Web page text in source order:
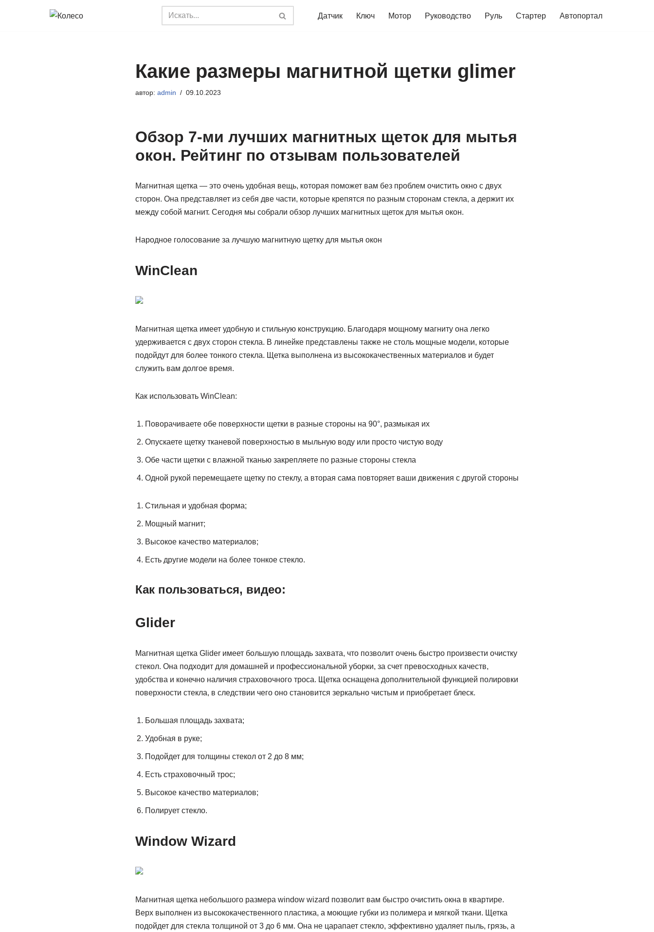
Датчик Ключ Мотор Руководство Руль Стартер Автопортал
Какие размеры магнитной щетки glimer
автор: admin 09.10.2023
Обзор 7-ми лучших магнитных щеток для мытья
окон. Рейтинг по отзывам пользователей
Магнитная щетка — это очень удобная вещь, которая поможет вам без проблем очистить окно с двух
сторон. Она представляет из себя две части, которые крепятся по разным сторонам стекла, а держит их
между собой магнит. Сегодня мы собрали обзор лучших магнитных щеток для мытья окон.
Народное голосование за лучшую магнитную щетку для мытья окон
WinClean
Магнитная щетка имеет удобную и стильную конструкцию. Благодаря мощному магниту она легко
удерживается с двух сторон стекла. В линейке представлены также не столь мощные модели, которые
подойдут для более тонкого стекла. Щетка выполнена из высококачественных материалов и будет
служить вам долгое время.
Как использовать WinClean:
Поворачиваете обе поверхности щетки в разные стороны на 90°, размыкая их
Опускаете щетку тканевой поверхностью в мыльную воду или просто чистую воду
Обе части щетки с влажной тканью закрепляете по разные стороны стекла
Одной рукой перемещаете щетку по стеклу, а вторая сама повторяет ваши движения с другой стороны
Стильная и удобная форма;
Мощный магнит;
Высокое качество материалов;
Есть другие модели на более тонкое стекло.
Как пользоваться, видео:
Glider
Магнитная щетка Glider имеет большую площадь захвата, что позволит очень быстро произвести очистку
стекол. Она подходит для домашней и профессиональной уборки, за счет превосходных качеств,
удобства и конечно наличия страховочного троса. Щетка оснащена дополнительной функцией полировки
поверхности стекла, в следствии чего оно становится зеркально чистым и приобретает блеск.
Большая площадь захвата;
Удобная в руке;
Подойдет для толщины стекол от 2 до 8 мм;
Есть страховочный трос;
Высокое качество материалов;
Полирует стекло.
Window Wizard
Магнитная щетка небольшого размера window wizard позволит вам быстро очистить окна в квартире.
Верх выполнен из высококачественного пластика, а моющие губки из полимера и мягкой ткани. Щетка
подойдет для стекла толщиной от 3 до 6 мм. Она не царапает стекло, эффективно удаляет пыль, грязь, а